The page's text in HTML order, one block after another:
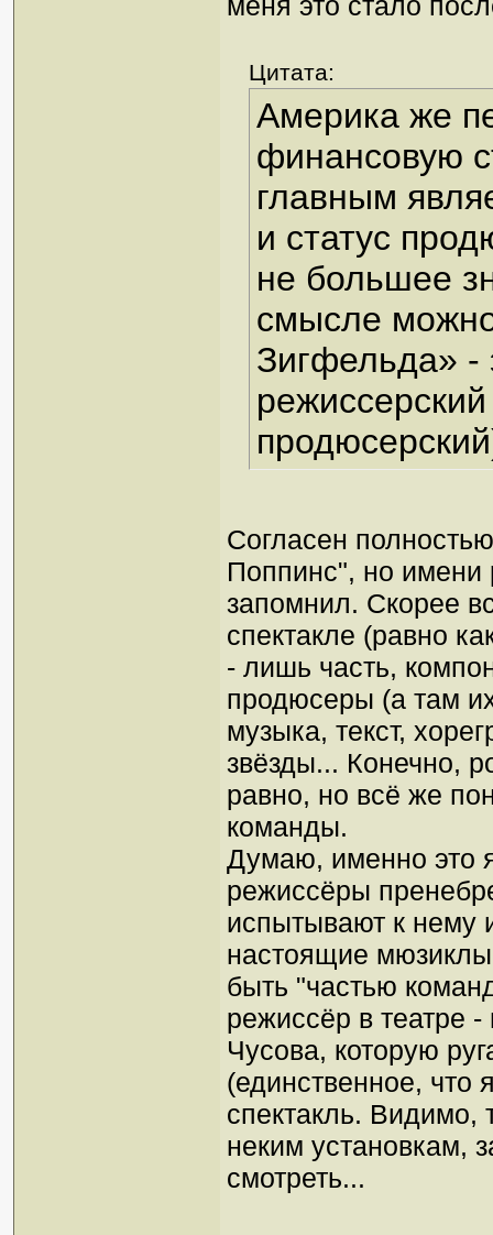
Цитата:
Америка же
финансовую
главным
и статус
не большее
смысле
Зигфельда» -
Согласен
Поппинс", но имени
запомнил. Скорее
спектакле (равно
- лишь часть,
продюсеры (а там
музыка, текст,
звёзды... Конечно,
равно, но всё же
команды.
Думаю, именно это
режиссёры
испытывают к нему
настоящие
быть "частью
режиссёр в театре -
Чусова, которую
(единственное, что
спектакль. Видимо,
неким установкам,
смотреть...